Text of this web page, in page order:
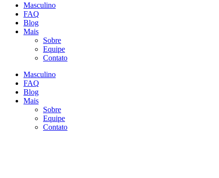
Masculino
FAQ
Blog
Mais
Sobre
Equipe
Contato
Masculino
FAQ
Blog
Mais
Sobre
Equipe
Contato